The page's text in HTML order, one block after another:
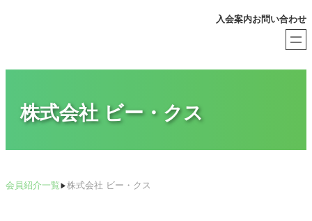
入会案内お問い合わせ
株式会社 ビー・クス
会員紹介一覧▶株式会社 ビー・クス